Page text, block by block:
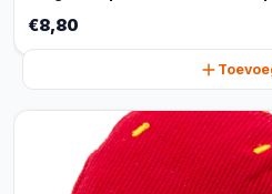
€8,80